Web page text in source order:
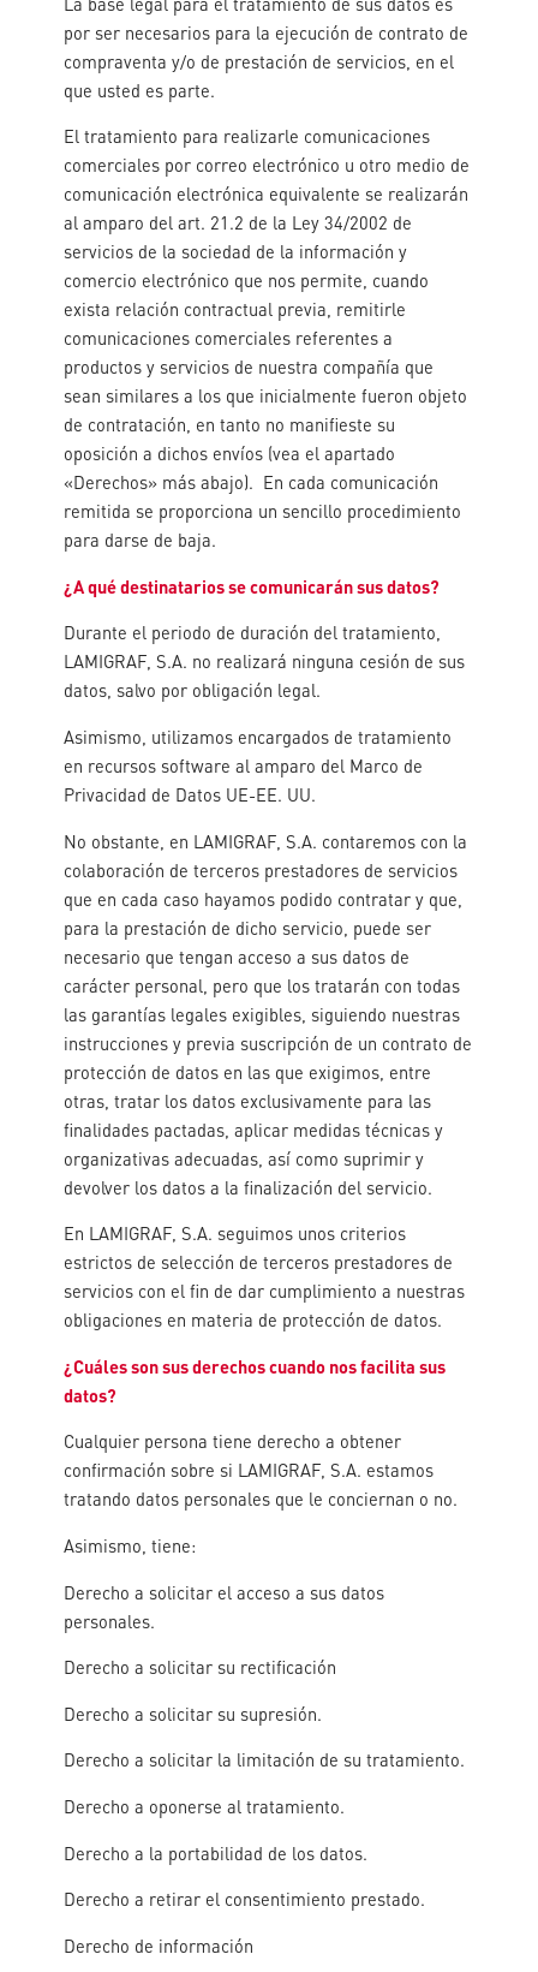
por ser necesarios para la ejecución de contrato de
compraventa y/o de prestación de servicios, en el
que usted es parte.
El tratamiento para realizarle comunicaciones
comerciales por correo electrónico u otro medio de
comunicación electrónica equivalente se realizarán
al amparo del art. 21.2 de la Ley 34/2002 de
servicios de la sociedad de la información y
comercio electrónico que nos permite, cuando
exista relación contractual previa, remitirle
comunicaciones comerciales referentes a
productos y servicios de nuestra compañía que
sean similares a los que inicialmente fueron objeto
de contratación, en tanto no manifieste su
oposición a dichos envíos (vea el apartado
«Derechos» más abajo). En cada comunicación
remitida se proporciona un sencillo procedimiento
para darse de baja.
¿A qué destinatarios se comunicarán sus datos?
Durante el periodo de duración del tratamiento,
LAMIGRAF, S.A. no realizará ninguna cesión de sus
datos, salvo por obligación legal.
Asimismo, utilizamos encargados de tratamiento
en recursos software al amparo del Marco de
Privacidad de Datos UE-EE. UU.
No obstante, en LAMIGRAF, S.A. contaremos con la
colaboración de terceros prestadores de servicios
que en cada caso hayamos podido contratar y que,
para la prestación de dicho servicio, puede ser
necesario que tengan acceso a sus datos de
carácter personal, pero que los tratarán con todas
las garantías legales exigibles, siguiendo nuestras
instrucciones y previa suscripción de un contrato de
protección de datos en las que exigimos, entre
otras, tratar los datos exclusivamente para las
finalidades pactadas, aplicar medidas técnicas y
organizativas adecuadas, así como suprimir y
devolver los datos a la finalización del servicio.
En LAMIGRAF, S.A. seguimos unos criterios
estrictos de selección de terceros prestadores de
servicios con el fin de dar cumplimiento a nuestras
obligaciones en materia de protección de datos.
¿Cuáles son sus derechos cuando nos facilita sus
datos?
Cualquier persona tiene derecho a obtener
confirmación sobre si LAMIGRAF, S.A. estamos
tratando datos personales que le conciernan o no.
Asimismo, tiene:
Derecho a solicitar el acceso a sus datos
personales.
Derecho a solicitar su rectificación
Derecho a solicitar su supresión.
Derecho a solicitar la limitación de su tratamiento.
Derecho a oponerse al tratamiento.
Derecho a la portabilidad de los datos.
Derecho a retirar el consentimiento prestado.
Derecho de información